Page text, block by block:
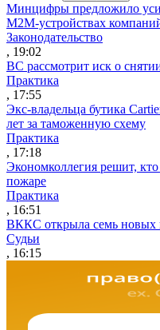
Минцифры предложило
M2M-устройствах
Законодательство
, 19:02
ВС рассмотрит иск о
Практика
, 17:55
Экс-владельца бутика
лет за таможенную схему
Практика
, 17:18
Экономколлегия решит,
пожаре
Практика
, 16:51
ВККС открыла семь новых
Судьи
, 16:15